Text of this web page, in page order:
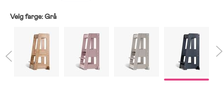
Velg farge:Grå